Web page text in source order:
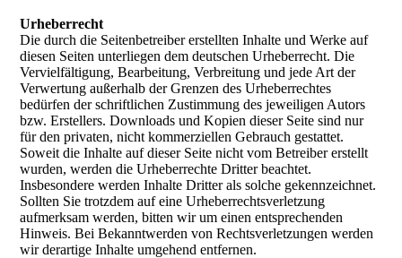
Urheberrecht
Die durch die Seitenbetreiber erstellten Inhalte und Werke auf
diesen Seiten unterliegen dem deutschen Urheberrecht. Die
Vervielfältigung, Bearbeitung, Verbreitung und jede Art der
Verwertung außerhalb der Grenzen des Urheberrechtes
bedürfen der schriftlichen Zustimmung des jeweiligen Autors
bzw. Erstellers. Downloads und Kopien dieser Seite sind nur
für den privaten, nicht kommerziellen Gebrauch gestattet.
Soweit die Inhalte auf dieser Seite nicht vom Betreiber erstellt
wurden, werden die Urheberrechte Dritter beachtet.
Insbesondere werden Inhalte Dritter als solche gekennzeichnet.
Sollten Sie trotzdem auf eine Urheberrechtsverletzung
aufmerksam werden, bitten wir um einen entsprechenden
Hinweis. Bei Bekanntwerden von Rechtsverletzungen werden
wir derartige Inhalte umgehend entfernen.